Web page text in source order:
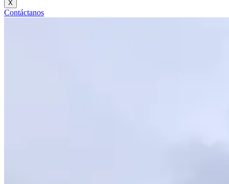
X
Contáctanos